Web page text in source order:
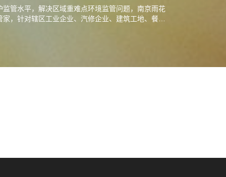
监管水平，解决区域重难点环境监管问题，南京雨花
，针对辖区工业企业、汽修企业、建筑工地、餐饮